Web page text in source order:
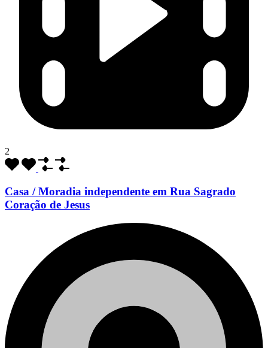
2
Casa / Moradia independente em Rua Sagrado
Coração de Jesus